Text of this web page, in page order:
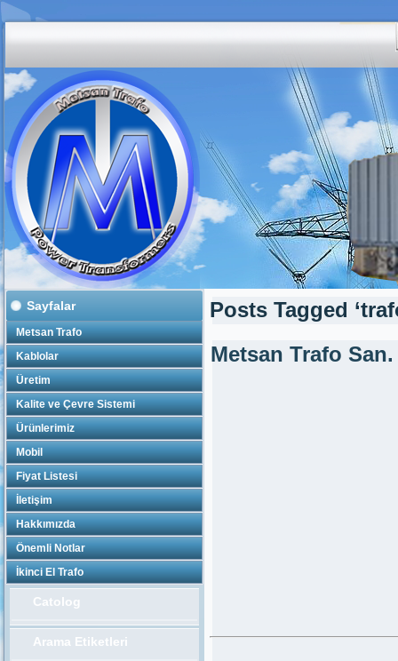
Sayfalar
Metsan Trafo
Kablolar
Üretim
Kalite ve Çevre Sistemi
Ürünlerimiz
Mobil
Fiyat Listesi
İletişim
Hakkımızda
Önemli Notlar
İkinci El Trafo
Catolog
Arama Etiketleri
Posts Tagged
Metsan Trafo